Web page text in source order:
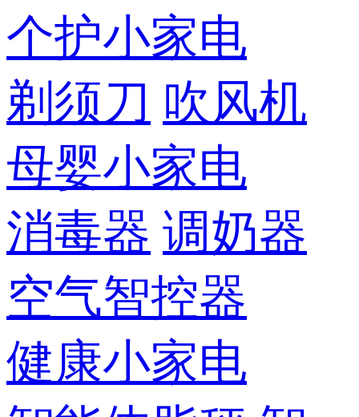
个护小家电
剃须刀 吹风机
母婴小家电
消毒器 调奶器
空气智控器
健康小家电